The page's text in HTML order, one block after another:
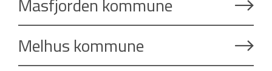
Masfjorden kommune
Melhus kommune